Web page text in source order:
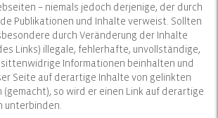
– niemals jedoch derjenige, der durch
Publikationen und Inhalte verweist. Sollten
durch Veränderung der Inhalte
Links) illegale, fehlerhafte, unvollständige,
Informationen beinhalten und
Seite auf derartige Inhalte von gelinkten
(gemacht), so wird er einen Link auf derartige
unterbinden.